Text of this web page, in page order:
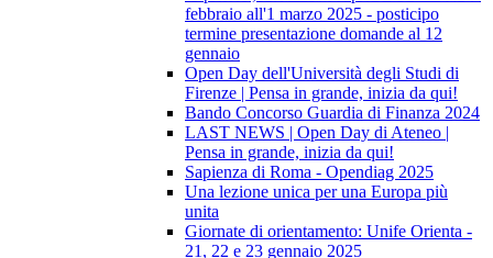
febbraio all'1 marzo 2025 - posticipo
termine presentazione domande al 12
gennaio
Open Day dell'Università degli Studi di
Firenze | Pensa in grande, inizia da qui!
Bando Concorso Guardia di Finanza 2024
LAST NEWS | Open Day di Ateneo |
Pensa in grande, inizia da qui!
Sapienza di Roma - Opendiag 2025
Una lezione unica per una Europa più
unita
Giornate di orientamento: Unife Orienta -
21, 22 e 23 gennaio 2025